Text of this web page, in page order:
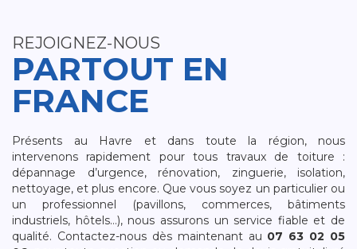
REJOIGNEZ-NOUS
PARTOUT EN
FRANCE
Présents au Havre et dans toute la région, nous
intervenons rapidement pour tous travaux de toiture :
dépannage d’urgence, rénovation, zinguerie, isolation,
nettoyage, et plus encore. Que vous soyez un particulier ou
un professionnel (pavillons, commerces, bâtiments
industriels, hôtels…), nous assurons un service fiable et de
qualité. Contactez-nous dès maintenant au 07 63 02 05